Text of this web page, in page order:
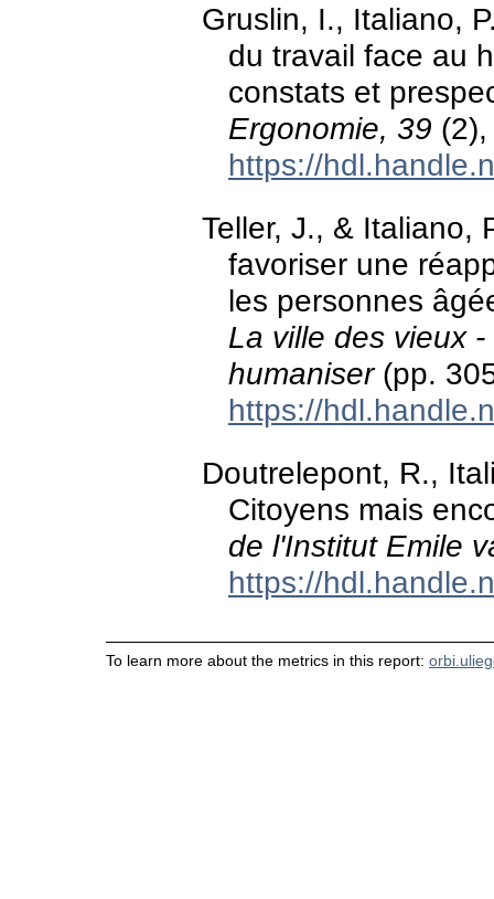
Gruslin, I., Italiano,
du travail face au
constats et
Ergonomie, 39
https://
Teller, J., & Italiano,
favoriser une
les personnes
La ville des vieux
humaniser(pp.
https://
Doutrelepont, R.,
Citoyens mais
de l'Institut Emile
https://
To learn more about the metrics in this report: